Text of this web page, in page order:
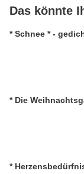
Das könnte
* Schnee * -
* Die
*